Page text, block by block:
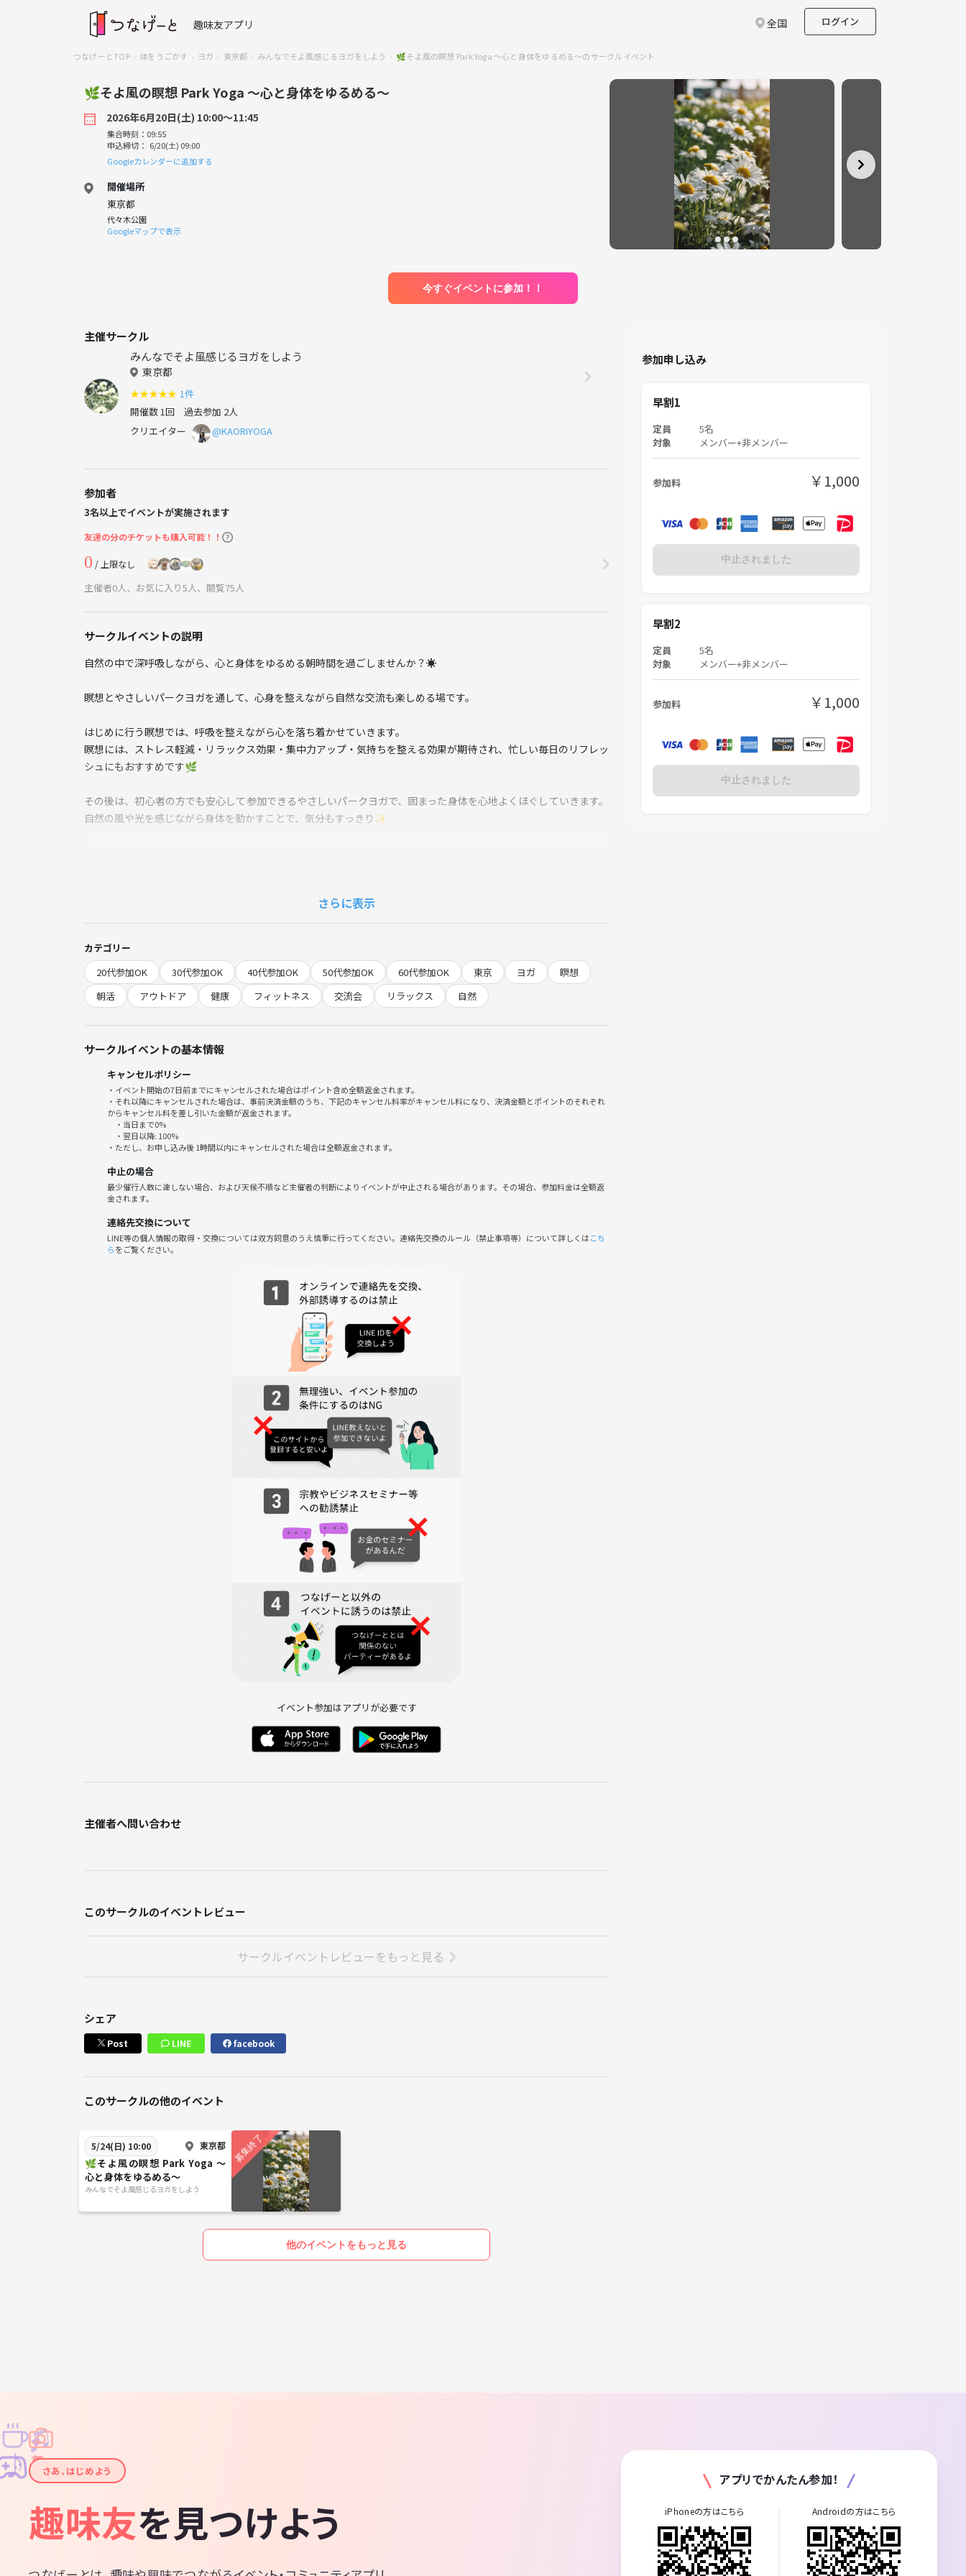
趣味友アプリ 全国 ログイン
つなげーとTOP 体をうごかす ヨガ 東京都 みんなでそよ風感じるヨガをしよう 🌿そよ風の瞑想 Park Yoga 〜心と身体をゆるめる〜のサークルイベント
🌿そよ風の瞑想 Park Yoga 〜心と身体をゆるめる〜
2026年6月20日(土) 10:00〜11:45
集合時刻：09:55
申込締切： 6/20(土) 09:00
Googleカレンダーに追加する
開催場所
東京都
代々木公園
Googleマップで表示
今すぐイベントに参加！！
主催サークル
みんなでそよ風感じるヨガをしよう
東京都
★★★★★ 1件
開催数 1回 過去参加 2人
クリエイター
@KAORIYOGA
参加者
3名以上でイベントが実施されます
友達の分のチケットも購入可能！！
0 / 上限なし
主催者0人、お気に入り5人、閲覧75人
サークルイベントの説明
自然の中で深呼吸しながら、心と身体をゆるめる朝時間を過ごしませんか？☀️
瞑想とやさしいパークヨガを通して、心身を整えながら自然な交流も楽しめる場です。
はじめに行う瞑想では、呼吸を整えながら心を落ち着かせていきます。
瞑想には、ストレス軽減・リラックス効果・集中力アップ・気持ちを整える効果が期待され、忙しい毎日のリフレッ
シュにもおすすめです🌿
その後は、初心者の方でも安心して参加できるやさしいパークヨガで、固まった身体を心地よくほぐしていきます。
自然の風や光を感じながら身体を動かすことで、気分もすっきり✨
✔︎ ストレスをリフレッシュしたい
✔︎ 朝活を始めたい
✔︎ 瞑想やヨガに興味がある
✔︎ 自然が好き
✔︎ 新しい交流を楽しみたい
🌿 気持ちが落ち着く
🌿 頭がスッキリする
🌿 睡眠の質向上サポート
🌿 自律神経を整えるサポート
初心者・おひとり参加大歓迎🌸
一緒に、心地よい朝時間を過ごしましょう♪
【開催場所】
（ヨガマットが汚れてしまう可能性があるのでご持参がオススメです）
※雨天予報の場合は、参加者の皆さまへ当日3時間前迄に開催有無のご連絡させていただきます。
※ご不明点ございましたら、お気軽にご連絡ください。
チケット500円➕当日1000円をお願いします。
さらに表示
カテゴリー
20代参加OK
30代参加OK 40代参加OK 50代参加OK 60代参加OK 東京 ヨガ
瞑想
朝活
アウトドア 健康 フィットネス 交流会 リラックス 自然
サークルイベントの基本情報
キャンセルポリシー
・イベント開始の7日前までにキャンセルされた場合はポイント含め全額返金されます。
・それ以降にキャンセルされた場合は、事前決済金額のうち、下記のキャンセル料率がキャンセル料になり、決済金額とポイントのそれぞれ
からキャンセル料を差し引いた金額が返金されます。
・当日まで0%
・翌日以降: 100%
・ただし、お申し込み後 1時間以内にキャンセルされた場合は全額返金されます。
中止の場合
最少催行人数に達しない場合、および天候不順など主催者の判断によりイベントが中止される場合があります。その場合、参加料金は全額返
金されます。
連絡先交換について
LINE等の個人情報の取得・交換については双方同意のうえ慎重に行ってください。連絡先交換のルール（禁止事項等）について詳しくはこち
らをご覧ください。
イベント参加はアプリが必要です
主催者へ問い合わせ
このサークルのイベントレビュー
サークルイベントレビューをもっと見る
シェア
Post LINE facebook
このサークルの他のイベント
5/24(日) 10:00 東京都
🌿そよ風の瞑想 Park Yoga 〜
心と身体をゆるめる〜
みんなでそよ風感じるヨガをしよう
他のイベントをもっと見る
参加申し込み
早割1
定員 5名
対象 メンバー+非メンバー
参加料 ￥1,000
中止されました
早割2
定員 5名
対象
メンバー+非メンバー
参加料 ￥1,000
中止されました
✦
✦
✧
✧
♪
♫
さあ、はじめよう
趣味友を見つけよう
アプリでかんたん参加！
iPhoneの方はこちら Androidの方はこちら